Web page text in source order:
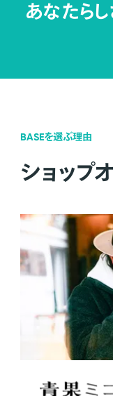
あなたら
BASEを選ぶ理由
ショップ